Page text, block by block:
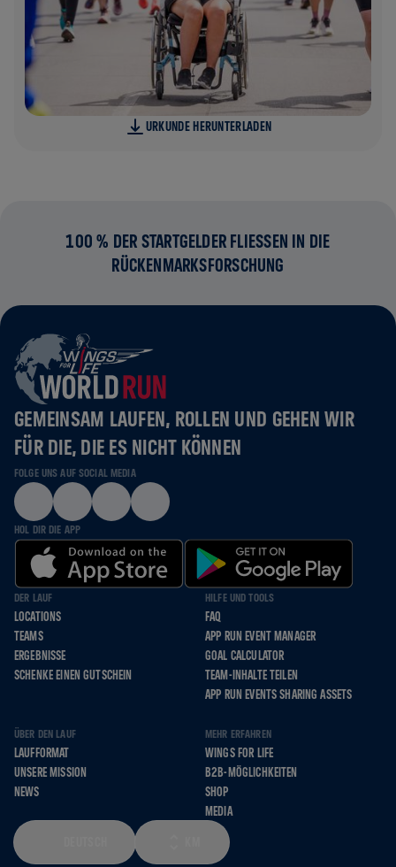
URKUNDE HERUNTERLADEN
100 % DER STARTGELDER FLIESSEN IN DIE R
ÜCKENMARKSFORSCHUNG
GEMEINSAM LAUFEN, ROLLEN UND GEHEN WIR
FÜR DIE, DIE ES NICHT KÖNNEN
FOLGE UNS AUF SOCIAL MEDIA
HOL DIR DIE APP
DER LAUF
LOCATIONS
TEAMS
ERGEBNISSE
SCHENKE EINEN GUTSCHEIN
HILFE UND TOOLS
FAQ
APP RUN EVENT MANAGER
GOAL CALCULATOR
TEAM-INHALTE TEILEN
APP RUN EVENTS SHARING ASSETS
ÜBER DEN LAUF
LAUFFORMAT
UNSERE MISSION
NEWS
MEHR ERFAHREN
WINGS FOR LIFE
B2B-MÖGLICHKEITEN
SHOP
MEDIA